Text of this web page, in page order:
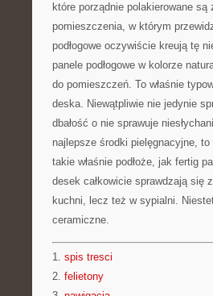
które porządnie polakierowane
pomieszczenia, w którym
podłogowe oczywiście kreują tę
panele podłogowe w kolorze
do pomieszczeń. To właśnie
deska. Niewątpliwie nie jedynie
dbałość o nie sprawuje
najlepsze środki pielęgnacyjne,
takie właśnie podłoże, jak fertig
desek całkowicie sprawdzają się
kuchni, lecz też w sypialni.
ceramiczne.
1. spis tresci
2. felietony